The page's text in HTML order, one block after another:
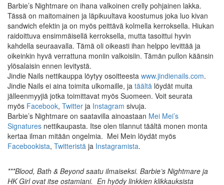
Barbie’s Nightmare on ihana valkoinen crelly pohjainen lakka.
Tässä on maitomainen ja läpikuultava koostumus joka luo kivan
sandwich efektin ja on myös peittävä kolmella kerroksella. Hiukan
raidoittuva ensimmäisellä kerroksella, mutta tasoittui hyvin
kahdella seuraavalla. Tämä oli oikeasti ihan helppo levittää ja
oikeinkin hyvä verrattuna moniin valkoisiin. Tämän pullon käänsin
ylösalaisin ennen levitystä.
Jindie Nails nettikauppa löytyy osoitteesta www.jindienails.com.
Jindie Nails ei aina toimita ulkomaille, ja täältä löydät muita
jälleenmyyjiä jotka toimittavat myös Suomeen. Voit seurata
myös Facebook, Twitter ja Instagram sivuja.
Barbie’s Nightmare on saatavilla ainoastaan Mei Mei’s
Signatures nettikaupasta. Itse olen tilannut täältä monen monta
kertaa ilman mitään ongelmia. Mei Mein löydät myös
Facebookista, Twitteristä ja Instagramista.
***Blood, Bath & Beyond saatu ilmaiseksi. Barbie’s Nightmare ja
HK Girl ovat itse ostamiani. En hyödy linkkien klikkauksista